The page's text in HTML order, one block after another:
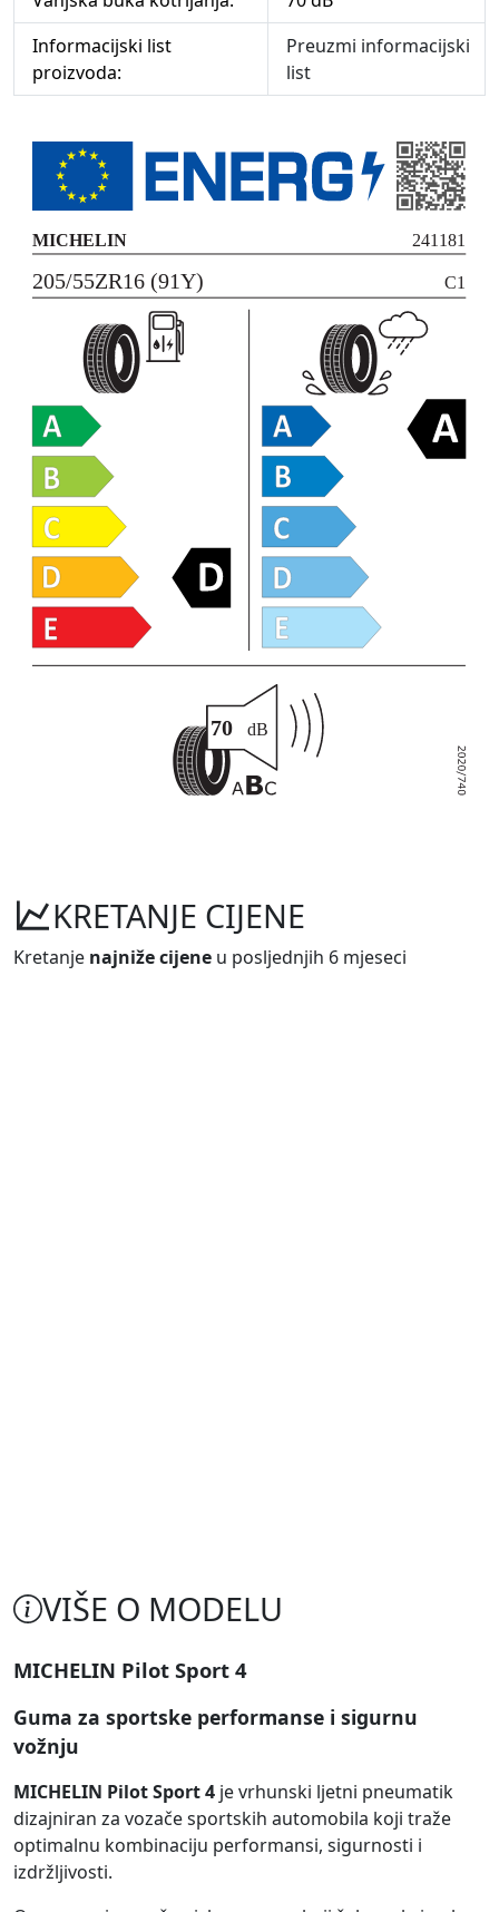
Informacijski list
proizvoda:
Preuzmi informacijski
list
KRETANJE CIJENE
Kretanje najniže cijene u posljednjih 6 mjeseci
VIŠE O MODELU
MICHELIN Pilot Sport 4
Guma za sportske performanse i sigurnu
vožnju
MICHELIN Pilot Sport 4 je vrhunski ljetni pneumatik
dizajniran za vozače sportskih automobila koji traže
optimalnu kombinaciju performansi, sigurnosti i
izdržljivosti.